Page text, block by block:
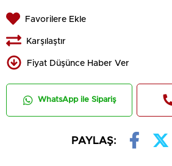
Favorilere Ekle
Karşılaştır
Fiyat Düşünce Haber Ver
WhatsApp ile Sipariş
PAYLAŞ: